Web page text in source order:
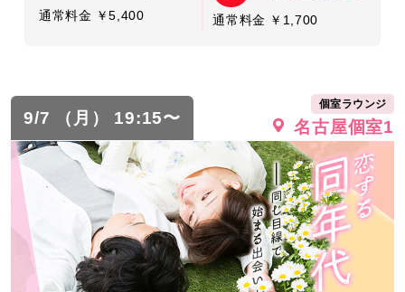
通常料金 ￥5,400 通常料金 ￥1,700
9/7 （月） 19:15〜
個室ラウンジ
名古屋個室1